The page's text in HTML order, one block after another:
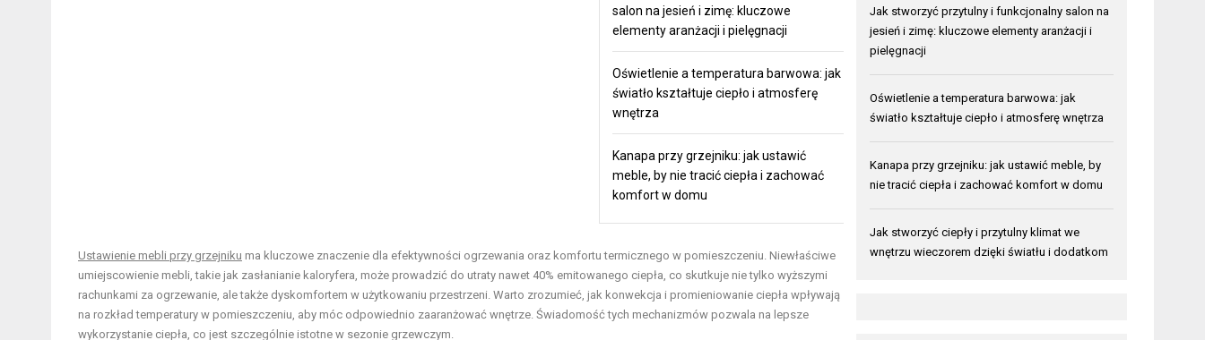
salon na jesień i zimę: kluczowe
elementy aranżacji i pielęgnacji
Oświetlenie a temperatura barwowa: jak
światło kształtuje ciepło i atmosferę
wnętrza
Kanapa przy grzejniku: jak ustawić
meble, by nie tracić ciepła i zachować
komfort w domu
Ustawienie mebli przy grzejniku ma kluczowe znaczenie dla efektywności ogrzewania oraz komfortu termicznego w pomieszczeniu. Niewłaściwe
umiejscowienie mebli, takie jak zasłanianie kaloryfera, może prowadzić do utraty nawet 40% emitowanego ciepła, co skutkuje nie tylko wyższymi
rachunkami za ogrzewanie, ale także dyskomfortem w użytkowaniu przestrzeni. Warto zrozumieć, jak konwekcja i promieniowanie ciepła wpływają
na rozkład temperatury w pomieszczeniu, aby móc odpowiednio zaaranżować wnętrze. Świadomość tych mechanizmów pozwala na lepsze
wykorzystanie ciepła, co jest szczególnie istotne w sezonie grzewczym.
Jak stworzyć przytulny i funkcjonalny salon na
jesień i zimę: kluczowe elementy aranżacji i
pielęgnacji
Oświetlenie a temperatura barwowa: jak
światło kształtuje ciepło i atmosferę wnętrza
Kanapa przy grzejniku: jak ustawić meble, by
nie tracić ciepła i zachować komfort w domu
Jak stworzyć ciepły i przytulny klimat we
wnętrzu wieczorem dzięki światłu i dodatkom